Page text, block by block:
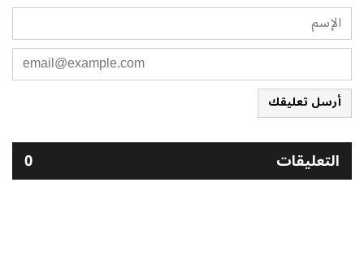
أرسل تعليقك
التعليقات 0